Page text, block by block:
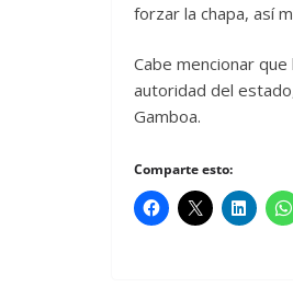
forzar la chapa, así
Cabe mencionar
autoridad del
Gamboa.
Comparte esto: